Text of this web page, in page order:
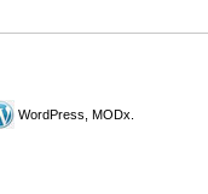
WordPress, MODx.